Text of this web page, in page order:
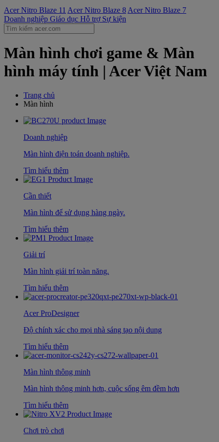
Acer Nitro Blaze 11 Acer Nitro Blaze 8 Acer Nitro Blaze 7
Doanh nghiệp Giáo dục Hỗ trợ Sự kiện
Màn hình chơi game & Màn
hình máy tính | Acer Việt Nam
Trang chủ
Màn hình
Doanh nghiệp
Màn hình điện toán doanh nghiệp.
Tìm hiểu thêm
Cần thiết
Màn hình để sử dụng hàng ngày.
Tìm hiểu thêm
Giải trí
Màn hình giải trí toàn năng.
Tìm hiểu thêm
Acer ProDesigner
Độ chính xác cho mọi nhà sáng tạo nội dung
Tìm hiểu thêm
Màn hình thông minh
Màn hình thông minh hơn, cuộc sống êm đềm hơn
Tìm hiểu thêm
Chơi trò chơi